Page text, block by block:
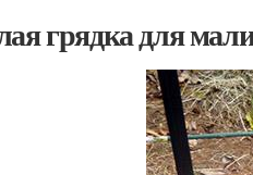
грядка для